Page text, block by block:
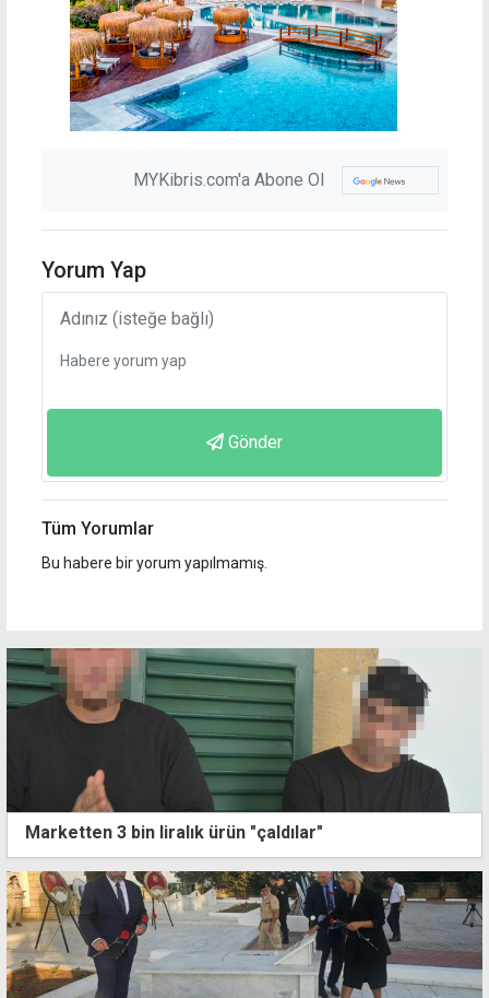
MYKibris.com'a Abone Ol
Yorum Yap
Gönder
Tüm Yorumlar
Bu habere bir yorum yapılmamış.
Marketten 3 bin liralık ürün "çaldılar"